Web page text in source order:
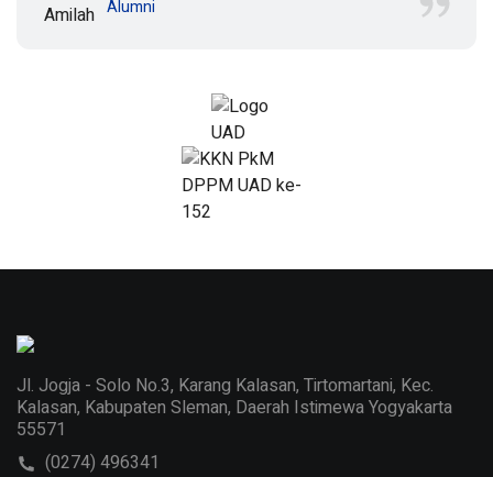
Alumni
Jl. Jogja - Solo No.3, Karang Kalasan, Tirtomartani, Kec.
Kalasan, Kabupaten Sleman, Daerah Istimewa Yogyakarta
55571
(0274) 496341